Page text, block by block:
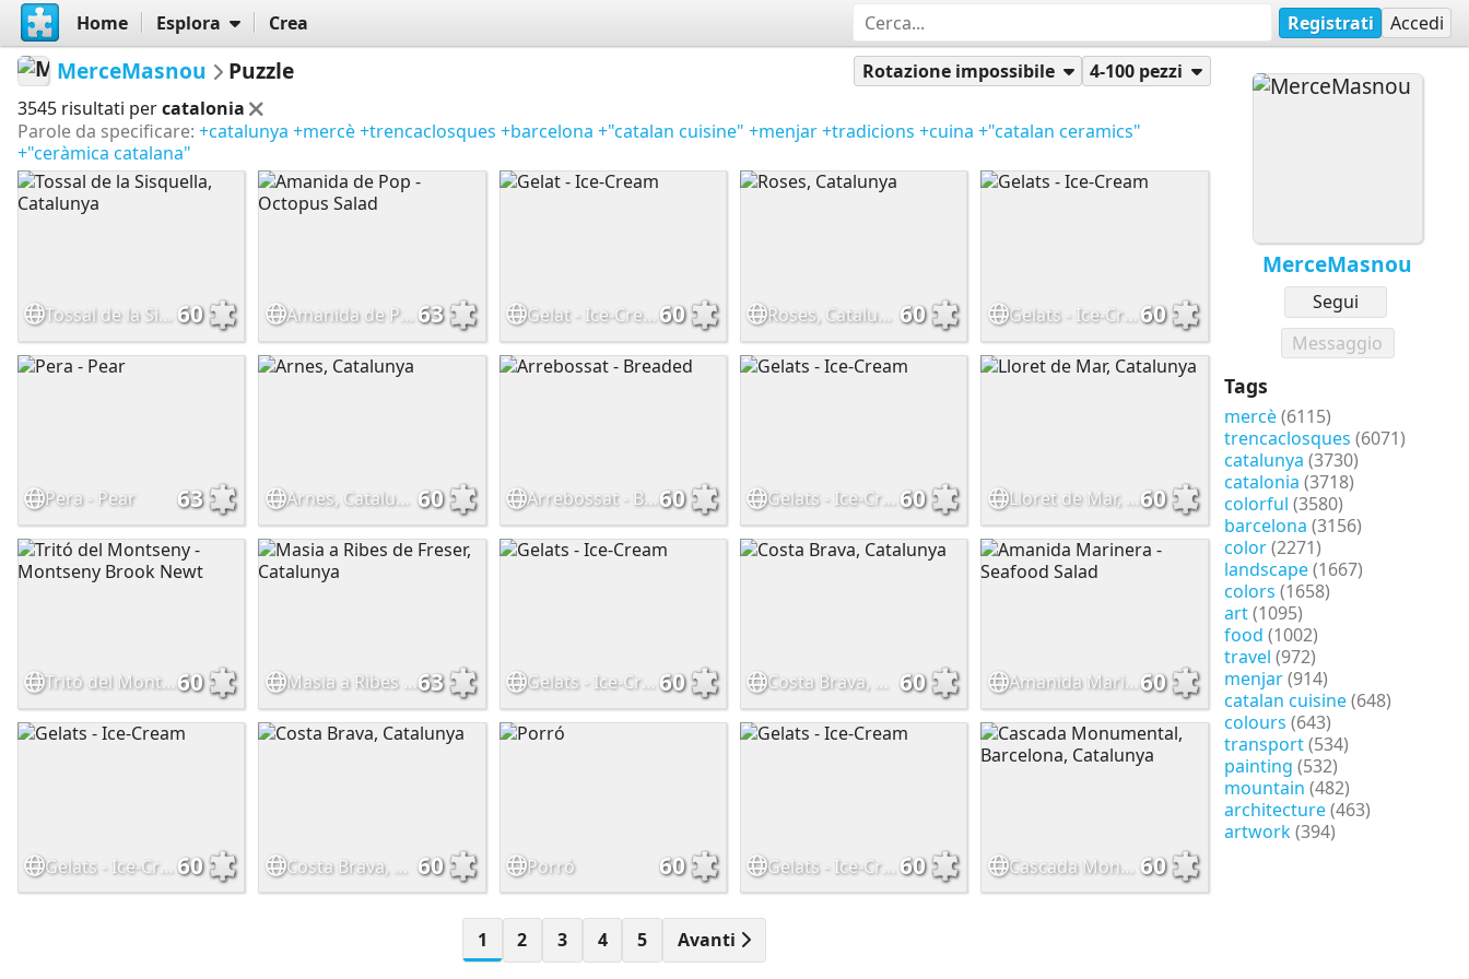
Home Esplora Crea Registrati Accedi
MerceMasnou
Segui
Messaggio
Tags
mercè(6115)
trencaclosques (6071)
catalunya (3730)
catalonia (3718)
colorful (3580)
barcelona (3156)
color(2271)
landscape(1667)
colors (1658)
art(1095)
food (1002)
travel (972)
menjar(914)
catalan cuisine(648)
colours (643)
transport(534)
painting (532)
mountain (482)
architecture(463)
artwork(394)
MerceMasnou Puzzle Rotazione impossibile
4-100 pezzi
3545 risultati percatalonia
Parole da specificare: +catalunya +mercè+trencaclosques +barcelona +"catalan cuisine" +menjar+tradicions +cuina +"catalan ceramics"
+"ceràmica catalana"
Tossal de la Sisquella, Catalunya 60 Amanida de Pop - Octopus Salad 63 Gelat - Ice-Cream 60 Roses, Catalunya 60 Gelats - Ice-Cream 60
Pera - Pear 63 Arnes, Catalunya 60 Arrebossat - Breaded 60 60 Lloret de Mar, Catalunya60
Tritó del Montseny - Montseny Brook Newt60 Masia a Ribes de Freser, Catalunya63 Gelats - Ice-Cream 60 Costa Brava, Catalunya 60 Amanida Marinera - Seafood Salad60
60 60 Porró 60 60 Cascada Monumental, Barcelona, Catalunya 60
1 2 3 4 5 Avanti